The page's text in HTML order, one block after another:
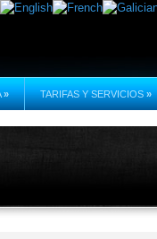
» TARIFAS Y SERVICIOS »